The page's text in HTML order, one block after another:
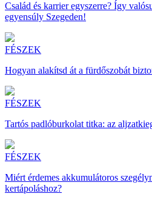
Család és karrier egyszerre? Így
egyensúly Szegeden!
FÉSZEK
Hogyan alakítsd át a fürdőszobát
FÉSZEK
Tartós padlóburkolat titka: az
FÉSZEK
Miért érdemes akkumulátoros
kertápoláshoz?